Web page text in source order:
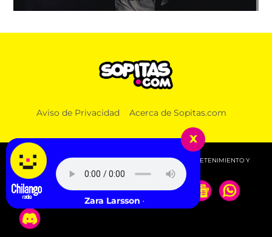
Aviso de Privacidad Acerca de Sopitas.com
© 2026 SOPITAS.COM - MÚSICA, NOTICIAS, DEPORTES, ENTRETENIMIENTO Y
MÁS!.
x
Tyla feat. Zara Larsson - SHE DID IT AGAIN